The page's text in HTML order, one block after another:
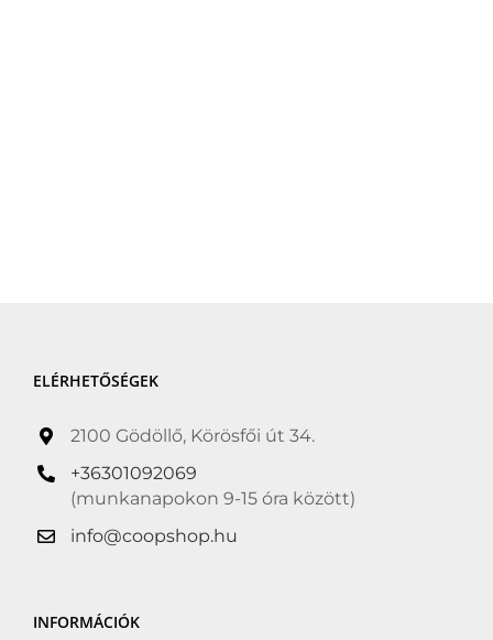
ELÉRHETŐSÉGEK
2100 Gödöllő, Körösfői út 34.
+36301092069
(munkanapokon 9-15 óra között)
info@coopshop.hu
INFORMÁCIÓK